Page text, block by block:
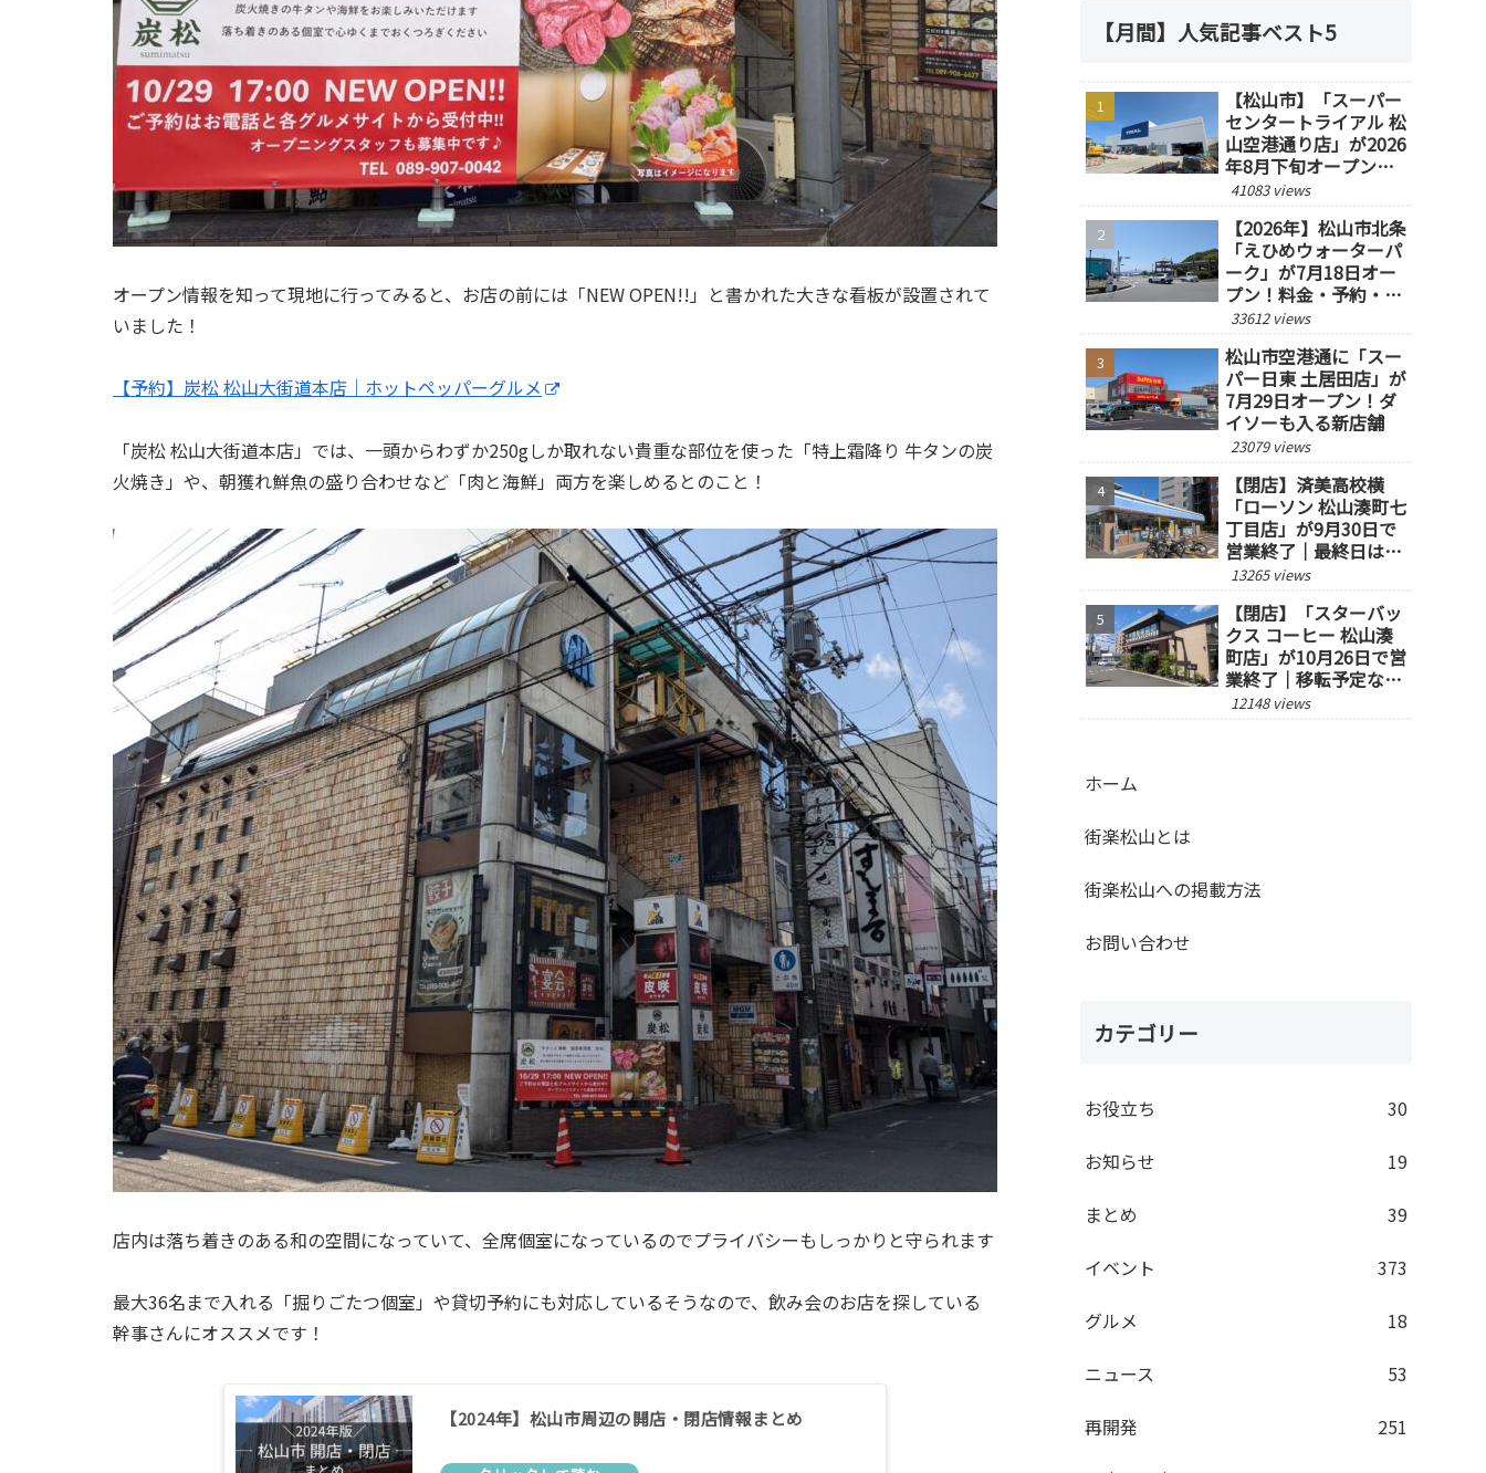
オープン情報を知って現地に行ってみると、お店の前には「NEW OPEN!!」と書かれた大きな看板が設置されて
いました！
【予約】炭松 松山大街道本店｜ホットペッパーグルメ
「炭松 松山大街道本店」では、一頭からわずか250gしか取れない貴重な部位を使った「特上霜降り 牛タンの炭
火焼き」や、朝獲れ鮮魚の盛り合わせなど「肉と海鮮」両方を楽しめるとのこと！
店内は落ち着きのある和の空間になっていて、全席個室になっているのでプライバシーもしっかりと守られます
最大36名まで入れる「掘りごたつ個室」や貸切予約にも対応しているそうなので、飲み会のお店を探している
幹事さんにオススメです！
【2024年】松山市周辺の開店・閉店情報まとめ
【月間】人気記事ベスト5
【松山市】「スーパー
センタートライアル 松
山空港通り店」が2026
年8月下旬オープン予
定！
41083 views
【2026年】松山市北条
「えひめウォーターパ
ーク」が7月18日オー
プン！料金・予約・営
業時間を紹介
33612 views
松山市空港通に「スー
パー日東 土居田店」が
7月29日オープン！ダ
イソーも入る新店舗
23079 views
【閉店】済美高校横
「ローソン 松山湊町七
丁目店」が9月30日で
営業終了｜最終日は14
時閉店
13265 views
【閉店】「スターバッ
クス コーヒー 松山湊
町店」が10月26日で営
業終了｜移転予定な
し、跡地の今後にも注
12148 views
ホーム
街楽松山とは
街楽松山への掲載方法
お問い合わせ
カテゴリー
お役立ち
30
お知らせ
19
まとめ
39
イベント
373
グルメ
18
ニュース
53
再開発
251